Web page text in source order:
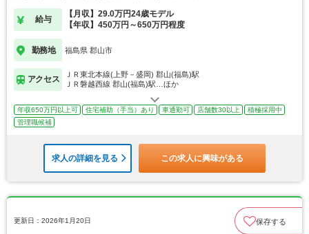
給与
【月収】29.0万円24歳モデル
【年収】450万円～650万円程度
勤務地 福島県 郡山市
アクセス
ＪＲ東北本線(上野－盛岡) 郡山(福島)駅
ＪＲ磐越西線 郡山(福島)駅…ほか
年収650万円以上可 住宅補助（手当）あり 車通勤可 店舗数30以上
積極採用中
管理職候補
求人の詳細を見る この求人に興味がある
更新日：2026年1月20日 保存する